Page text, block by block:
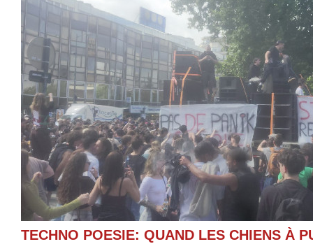
TECHNO POESIE: QUAND LES CHIENS À